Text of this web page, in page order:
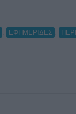
ΕΦΗΜΕΡΙΔΕΣ